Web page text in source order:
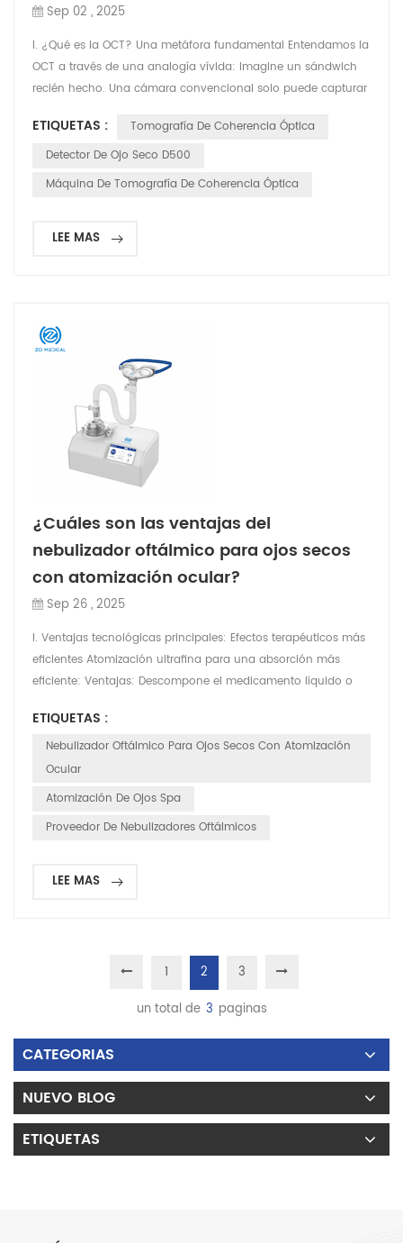
Sep 02 , 2025
I. ¿Qué es la OCT? Una metáfora fundamental Entendamos la
OCT a través de una analogía vívida: Imagine un sándwich
recién hecho. Una cámara convencional solo puede capturar
OCT actúa como un preciso bisturí óptico. Puede cortar el
sándwich capa por capa sin dañarlo, capturando imágenes
de altísima resolución de cada componente (pan, verdu...
ETIQUETAS :
Tomografía De Coherencia Óptica
Detector De Ojo Seco D500
Máquina De Tomografía De Coherencia Óptica
LEE MAS
¿Cuáles son las ventajas del
nebulizador oftálmico para ojos secos
con atomización ocular?
Sep 26 , 2025
I. Ventajas tecnológicas principales: Efectos terapéuticos más
eficientes Atomización ultrafina para una absorción más
eficiente: Ventajas: Descompone el medicamento líquido o
similares a una niebla (generalmente con diámetros de entre
1 y 5 micrómetros), mucho más pequeñas que las de las
gotas oftálmicas tradicionales. Esto permite que...
ETIQUETAS :
Nebulizador Oftálmico Para Ojos Secos Con Atomización
Ocular
Atomización De Ojos Spa
Proveedor De Nebulizadores Oftálmicos
LEE MAS
1 2
3
un total de 3 paginas
CATEGORIAS
NUEVO BLOG
ETIQUETAS